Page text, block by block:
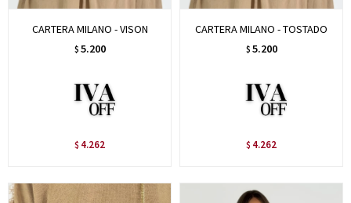
CARTERA MILANO - VISON
$ 5.200
$ 4.262
CARTERA MILANO - TOSTADO
$ 5.200
$ 4.262